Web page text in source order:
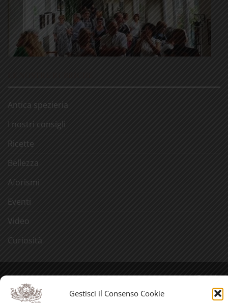
Gestisci il Consenso Cookie
Antica spezieria
I nostri consigli
Ricette
Bellezza
Aforismi
Eventi
Video
Curiosità
Credits